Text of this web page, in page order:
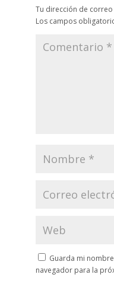
Tu dirección de
Los campos
Guarda mi
navegador para la